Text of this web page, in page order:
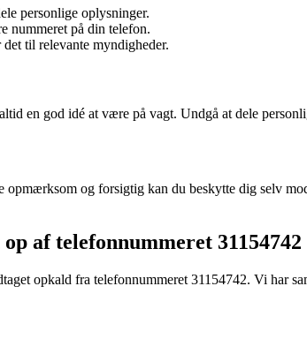
personlige oplysninger.
nummeret på din telefon.
til relevante myndigheder.
en god idé at være på vagt. Undgå at dele
og forsigtig kan du beskytte dig selv
af telefonnummeret 31154742
opkald fra telefonnummeret 31154742. Vi har